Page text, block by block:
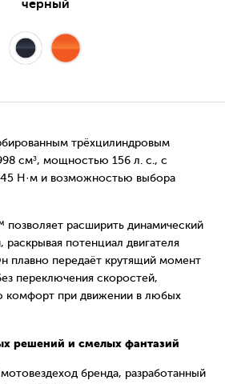
черный
трёхцилиндровым
см³, мощностью 156 л. с., с
Н·м и возможностью выбора
позволяет расширить динамический
раскрывая потенциал двигателя
плавно передаёт крутящий момент
переключения скоростей,
комфорт при движении в любых
решений и смелых фантазий
бренда, разработанный